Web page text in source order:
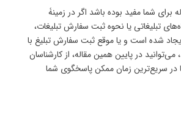
برای شما مفید بوده باشد اگر در زمینۀ
تبلیغاتی یا نحوه ثبت سفارش تبلیغات،
شده است و یا موقع ثبت سفارش تبلیغ با
در پایین همین مقاله، از کارشناسان
در سریع‌ترین زمان ممکن پاسخگوی شما